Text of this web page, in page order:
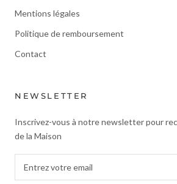
Mentions légales
Politique de remboursement
Contact
NEWSLETTER
Inscrivez-vous à notre newsletter pour
de la Maison